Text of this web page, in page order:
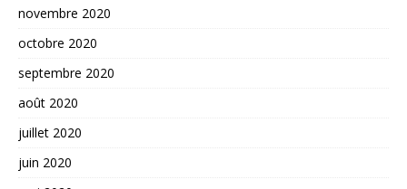
novembre 2020
octobre 2020
septembre 2020
août 2020
juillet 2020
juin 2020